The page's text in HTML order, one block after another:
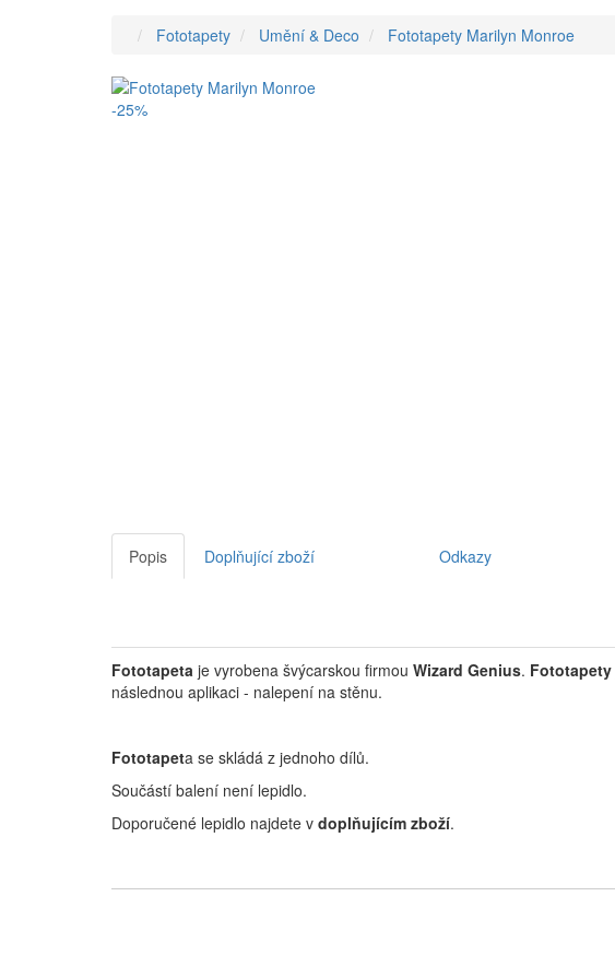
Fototapety Umění & Deco Fototapety Marilyn Monroe
-25%
Popis Doplňující zboží Odkazy
Fototapeta je vyrobena švýcarskou firmou Wizard Genius. Fototapety
následnou aplikaci - nalepení na stěnu.
Fototapeta se skládá z jednoho dílů.
Součástí balení není lepidlo.
Doporučené lepidlo najdete v doplňujícím zboží.